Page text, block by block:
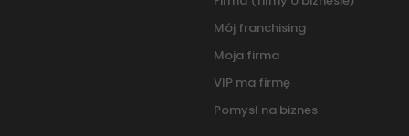
Mój franchising
Moja firma
VIP ma firmę
Pomysł na biznes